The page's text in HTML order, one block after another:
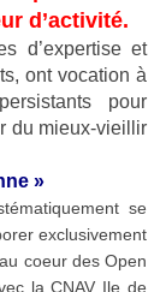
d’activité.
d’expertise et
ont vocation à
pour
du mieux-vieillir
»
se
exclusivement
coeur des Open
la CNAV Ile de